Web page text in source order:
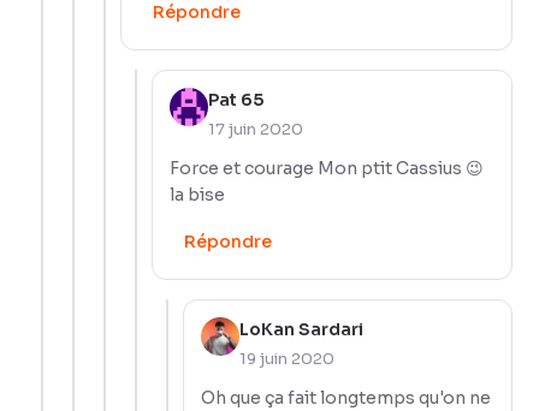
Répondre
Pat 65
17 juin 2020
Force et courage Mon ptit Cassius 😉
la bise
Répondre
LoKan Sardari
19 juin 2020
Oh que ça fait longtemps qu'on ne